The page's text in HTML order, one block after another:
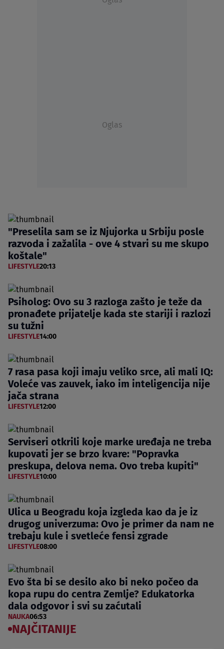
Oglas
"Preselila sam se iz Njujorka u Srbiju posle
razvoda i zažalila - ove 4 stvari su me skupo
koštale"
LIFESTYLE20:13
Psiholog: Ovo su 3 razloga zašto je teže da
pronađete prijatelje kada ste stariji i razlozi
su tužni
LIFESTYLE14:00
7 rasa pasa koji imaju veliko srce, ali mali IQ:
Voleće vas zauvek, iako im inteligencija nije
jača strana
LIFESTYLE12:00
Serviseri otkrili koje marke uređaja ne treba
kupovati jer se brzo kvare: "Popravka
preskupa, delova nema. Ovo treba kupiti"
LIFESTYLE10:00
Ulica u Beogradu koja izgleda kao da je iz
drugog univerzuma: Ovo je primer da nam ne
trebaju kule i svetleće fensi zgrade
LIFESTYLE08:00
Evo šta bi se desilo ako bi neko počeo da
kopa rupu do centra Zemlje? Edukatorka
dala odgovor i svi su zaćutali
NAUKA06:53
NAJČITANIJE